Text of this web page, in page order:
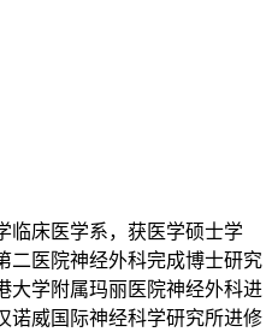
临床医学系，获医学硕士学
二医院神经外科完成博士研究
大学附属玛丽医院神经外科进
诺威国际神经科学研究所进修